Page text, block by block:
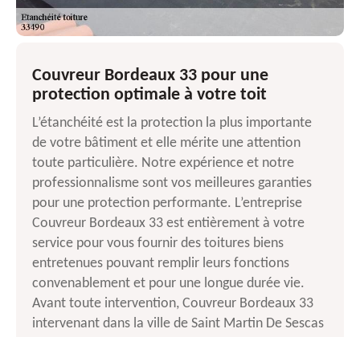
Couvreur Bordeaux 33 pour une
protection optimale à votre toit
L’étanchéité est la protection la plus importante
de votre bâtiment et elle mérite une attention
toute particulière. Notre expérience et notre
professionnalisme sont vos meilleures garanties
pour une protection performante. L’entreprise
Couvreur Bordeaux 33 est entièrement à votre
service pour vous fournir des toitures biens
entretenues pouvant remplir leurs fonctions
convenablement et pour une longue durée vie.
Avant toute intervention, Couvreur Bordeaux 33
intervenant dans la ville de Saint Martin De Sescas